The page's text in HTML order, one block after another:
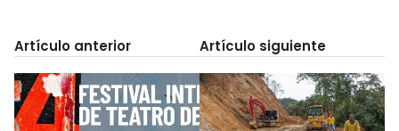
Artículo anterior Artículo siguiente